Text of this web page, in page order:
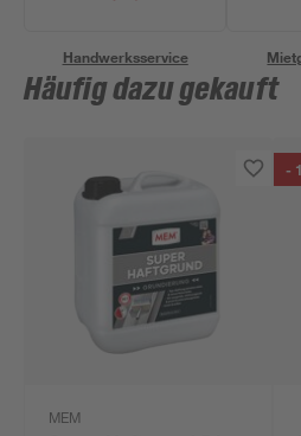
Handwerksservice
Häufig dazu gekauft
MEM
-